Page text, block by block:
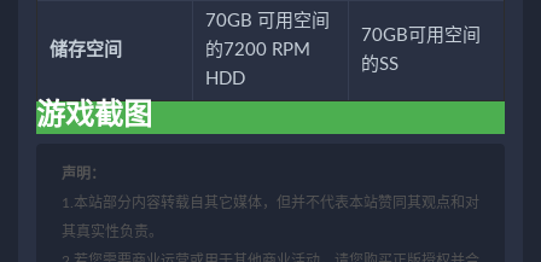
储存空间
70GB 可用空间
的7200 RPM
HDD
70GB可用空间
的SS
游戏截图
声明：
1.本站部分内容转载自其它媒体，但并不代表本站赞同其观点和对
其真实性负责。